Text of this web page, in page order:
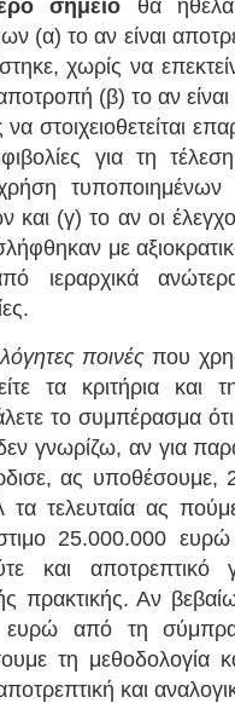
σημείο θα
(α) το αν είναι
χωρίς να
(β) το αν
στοιχειοθετείται
για τη
(γ) το αν οι
με
ιεραρχικά
ποινές που
τα κριτήρια
το συμπέρασμα
γνωρίζω, αν για
ας υποθέσουμε,
τελευταία ας
25.000.000
και αποτρεπτικό
πρακτικής. Αν
ευρώ από τη
τη μεθοδολογία
και